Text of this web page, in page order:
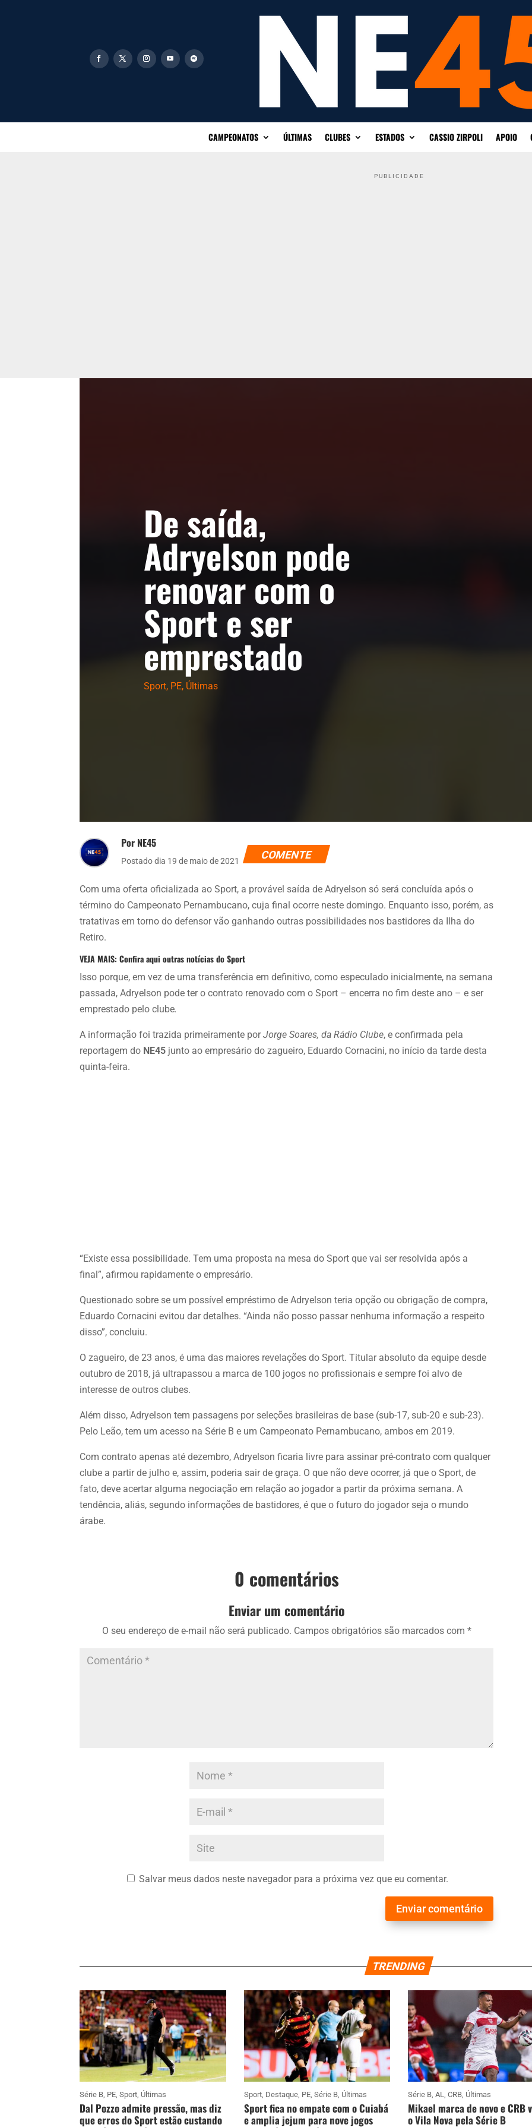
CAMPEONATOS ÚLTIMAS CLUBES ESTADOS CASSIO ZIRPOLI APOIO
PUBLICIDADE
De saída,
Adryelson pode
renovar com o
Sport e ser
emprestado
Sport, PE, Últimas
Por NE45
Postado dia 19 de maio de 2021 COMENTE
Com uma oferta oficializada ao Sport, a provável saída de Adryelson só será concluída após o
término do Campeonato Pernambucano, cuja final ocorre neste domingo. Enquanto isso, porém, as
tratativas em torno do defensor vão ganhando outras possibilidades nos bastidores da Ilha do
Retiro.
VEJA MAIS: Confira aqui outras notícias do Sport
Isso porque, em vez de uma transferência em definitivo, como especulado inicialmente, na semana
passada, Adryelson pode ter o contrato renovado com o Sport – encerra no fim deste ano – e ser
emprestado pelo clube.
A informação foi trazida primeiramente porJorge Soares, da Rádio Clube, e confirmada pela
reportagem do NE45 junto ao empresário do zagueiro, Eduardo Cornacini, no início da tarde desta
quinta-feira.
“Existe essa possibilidade. Tem uma proposta na mesa do Sport que vai ser resolvida após a
final”, afirmou rapidamente o empresário.
Questionado sobre se um possível empréstimo de Adryelson teria opção ou obrigação de compra,
Eduardo Cornacini evitou dar detalhes. “Ainda não posso passar nenhuma informação a respeito
disso”, concluiu.
O zagueiro, de 23 anos, é uma das maiores revelações do Sport. Titular absoluto da equipe desde
outubro de 2018, já ultrapassou a marca de 100 jogos no profissionais e sempre foi alvo de
interesse de outros clubes.
Além disso, Adryelson tem passagens por seleções brasileiras de base (sub-17, sub-20 e sub-23).
Pelo Leão, tem um acesso na Série B e um Campeonato Pernambucano, ambos em 2019.
Com contrato apenas até dezembro, Adryelson ficaria livre para assinar pré-contrato com qualquer
clube a partir de julho e, assim, poderia sair de graça. O que não deve ocorrer, já que o Sport, de
fato, deve acertar alguma negociação em relação ao jogador a partir da próxima semana. A
tendência, aliás, segundo informações de bastidores, é que o futuro do jogador seja o mundo
árabe.
0 comentários
Enviar um comentário
O seu endereço de e-mail não será publicado. Campos obrigatórios são marcados com *
Salvar meus dados neste navegador para a próxima vez que eu comentar.
Enviar comentário
TRENDING
Série B, PE,Sport, Últimas
Dal Pozzo admite pressão, mas diz
que erros do Sport estão custando
Sport, Destaque, PE, Série B, Últimas
Sport fica no empate com o Cuiabá
e amplia jejum para nove jogos
Série B, AL, CRB, Últimas
Mikael marca de novo e CRB
o Vila Nova pela Série B